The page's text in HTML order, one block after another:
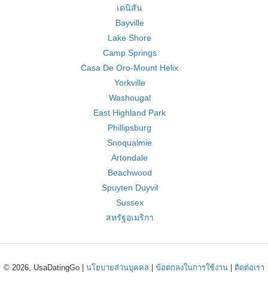
เดนิสัน
Bayville
Lake Shore
Camp Springs
Casa De Oro-Mount Helix
Yorkville
Washougal
East Highland Park
Phillipsburg
Snoqualmie
Artondale
Beachwood
Spuyten Duyvil
Sussex
สหรัฐอเมริกา
© 2026, UsaDatingGo | นโยบายส่วนบุคคล ข้อตกลงในการใช้งาน ติดต่อเรา